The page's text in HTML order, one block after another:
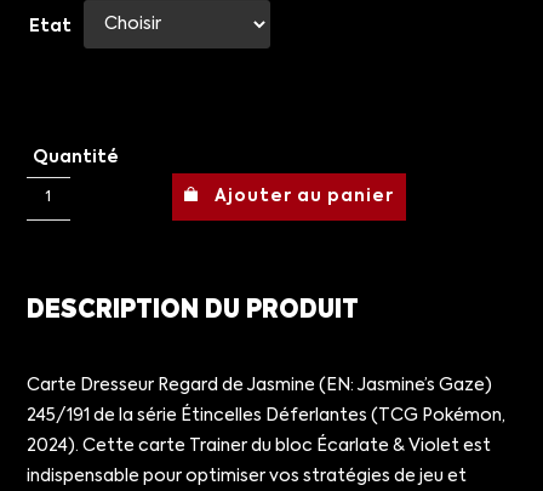
Etat
Quantité
Ajouter au panier
DESCRIPTION DU PRODUIT
Carte Dresseur Regard de Jasmine (EN: Jasmine’s Gaze)
245/191 de la série Étincelles Déferlantes (TCG Pokémon,
2024). Cette carte Trainer du bloc Écarlate & Violet est
indispensable pour optimiser vos stratégies de jeu et